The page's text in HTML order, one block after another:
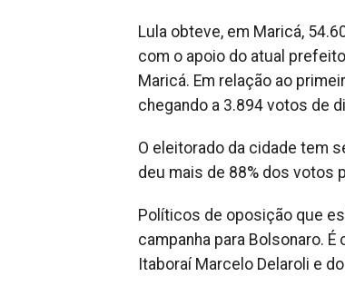
Lula obteve, em Maricá,
com o apoio do atual
Maricá. Em relação ao
chegando a 3.894 votos de
O eleitorado da cidade tem
deu mais de 88% dos votos
Políticos de oposição que
campanha para Bolsonaro.
Itaboraí Marcelo Delaroli e